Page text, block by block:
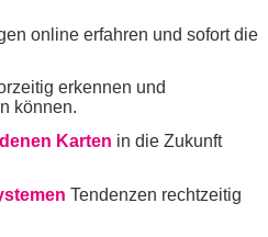
online erfahren und sofort die
erkennen und
können.
Karten in die Zukunft
Tendenzen rechtzeitig